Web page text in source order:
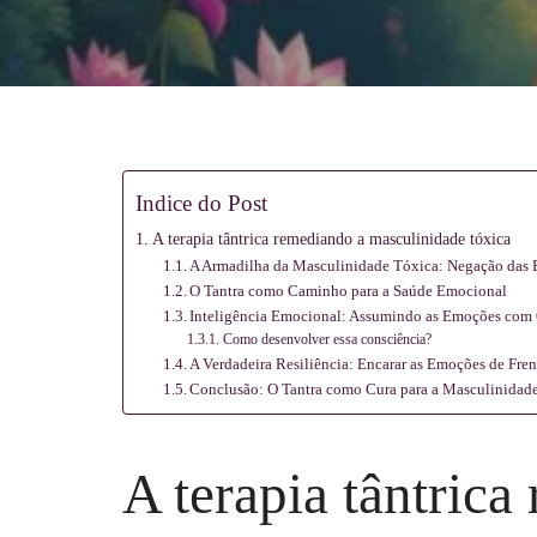
Meditação
e
Indice do Post
A terapia tântrica remediando a masculinidade tóxica
A Armadilha da Masculinidade Tóxica: Negação das
O Tantra como Caminho para a Saúde Emocional
Inteligência Emocional: Assumindo as Emoções com
Como desenvolver essa consciência?
A Verdadeira Resiliência: Encarar as Emoções de
Conclusão: O Tantra como Cura para a
A terapia tântrica